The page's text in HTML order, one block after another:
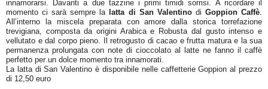
innamorarsi. Davanti a due tazzine i primi timidi sorrisi. A ricordare il
momento ci sarà sempre la latta di San Valentinodi Goppion Caffè
All’interno la miscela preparata con amore dalla storica torrefazione
trevigiana, composta da origini Arabica e Robusta dal gusto intenso e
vellutato e dal corpo pieno. Il retrogusto di cacao e frutta matura e la sua
permanenza prolungata con note di cioccolato al latte ne fanno il caffè
perfetto per un dolce momento tra innamorati.
La latta di San Valentino è disponibile nelle caffetterie Goppion al prezzo
di 12,50 euro